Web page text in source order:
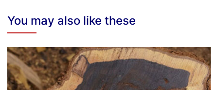
You may also like these